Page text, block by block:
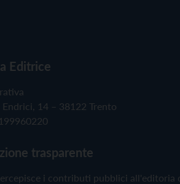
Editrice
14 – 38122 Trento
trasparente
i contributi pubblici all'editoria